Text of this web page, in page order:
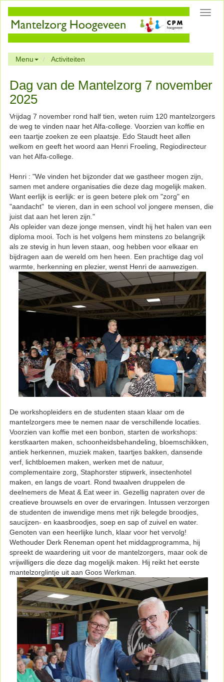
Menu Activiteiten
Dag van de Mantelzorg 7 november
2025
Vrijdag 7 november rond half tien, weten ruim 120 mantelzorgers
de weg te vinden naar het Alfa-college. Voorzien van koffie en
een taartje zoeken ze een plaatsje. Edo Staudt heet allen
welkom en geeft het woord aan Henri Froeling, Regiodirecteur
van het Alfa-college.
Henri : "We vinden het bijzonder dat we gastheer mogen zijn,
samen met andere organisaties die deze dag mogelijk maken.
Want eerlijk is eerlijk: er is geen betere plek om "zorg" en
"aandacht" te vieren, dan in een school vol jongere mensen, die
juist dat aan het leren zijn."
Als opleider van deze jonge mensen, vindt hij het halen van een
diploma mooi. Toch is het volgens hem minstens zo belangrijk
als ze stevig in hun leven staan, oog hebben voor elkaar en
bijdragen aan de wereld om hen heen. Een prachtige dag vol
warmte, herkenning en plezier, wenst Henri de aanwezigen.
De workshopleiders en de studenten staan klaar om de
mantelzorgers mee te nemen naar de verschillende locaties.
Voorzien van koffie met een bonbon, starten de workshops:
kerstkaarten maken, schoonheidsbehandeling, bloemschikken,
antiek herkennen, muziek maken, taartjes bakken, dansende
verf, lichtbloemen maken, werken met de natuur,
complementaire zorg, Staphorster stipwerk, insectenhotel
maken, en langs de voart. Rond twaalven druppelen de
deelnemers de Meat & Eat weer in. Gezellig napraten over de
creatieve brouwsels en over de ervaringen. Intussen verzorgen
de studenten de inwendige mens met rijk belegde broodjes,
saucijzen- en kaasbroodjes, soep en sap of zuivel en water.
Genoten van een heerlijke lunch, klaar voor het vervolg!
Wethouder Derk Reneman opent het middagprogramma, hij
spreekt de waardering uit voor de mantelzorgers, maar ook de
vrijwilligers die deze dag mogelijk maken. Hij reikt het eerste
mantelzorglintje uit aan Goos Werkman.